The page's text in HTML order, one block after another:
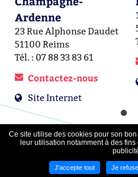
Ce site utilise des cookies pour son
leur utilisation notamment à des
J'accepte tout Je refuse
Ardenne
23 Rue Alphonse Daudet
51100 Reims
Tél. : 07 88 33 83 61
Contactez-nous
Site Internet
Mentions légales-
personnelles-